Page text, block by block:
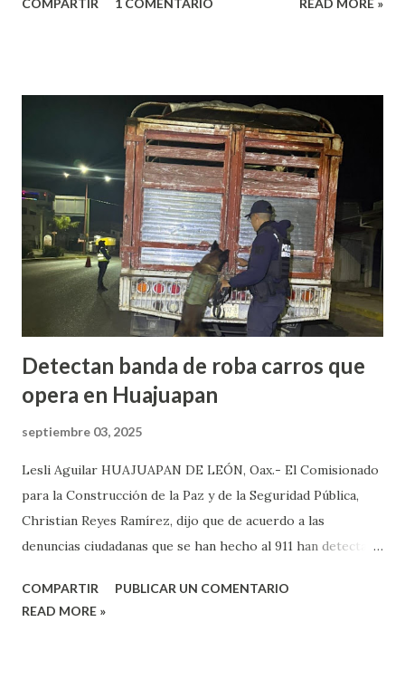
el que tome protesta para poder concluir el gobierno
día, quien sacó un arma de fuego y disparo contra él, por lo
que las lesiones provocadas por este ataque armado
originaron que el edil perdiera la vida en el lugar. Además,
el presidente municipal el 6 de mayo venía viajando sobre la
carretera Huajuapan-Puebla a la altura del municipio de
Petlalcingo , Puebla, cuando sujetos fuertemente armados
lo bajaron de sus camioneta y los secuestraron con fines de
extorsión, donde le pedían una can...
COMPARTIR 1 COMENTARIO READ MORE »
Detectan banda de roba carros que
opera en Huajuapan
septiembre 03, 2025
Lesli Aguilar HUAJUAPAN DE LEÓN, Oax.- El Comisionado
para la Construcción de la Paz y de la Seguridad Pública,
Christian Reyes Ramírez, dijo que de acuerdo a las
denuncias ciudadanas que se han hecho al 911 han detectado
dedican a robar carros y motocicletas, los cuales, operan en
COMPARTIR
PUBLICAR UN COMENTARIO
READ MORE »